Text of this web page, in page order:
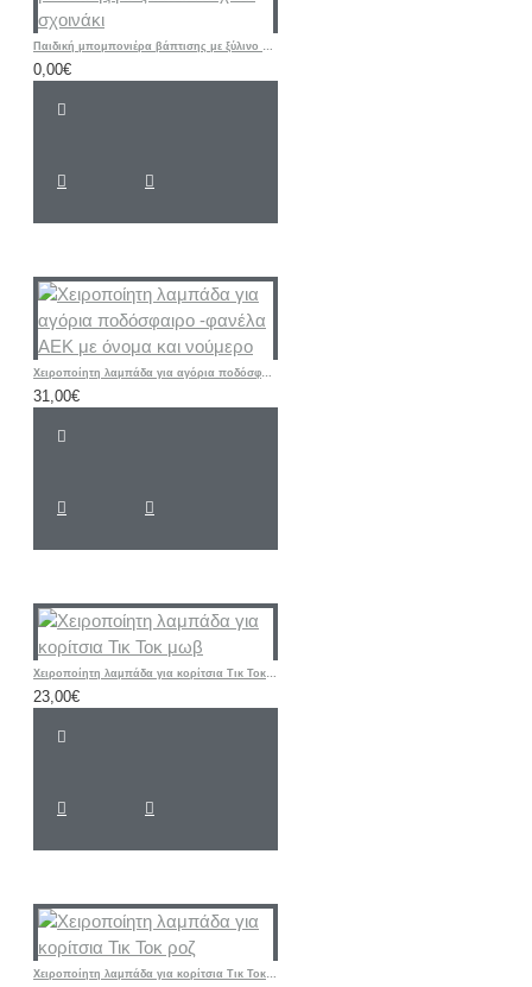
Παιδική μπομπονιέρα βάπτισης με ξύλινο παιχνίδι σχοινάκι
0,00€
Χειροποίητη λαμπάδα για αγόρια ποδόσφαιρο -φανέλα ΑΕΚ με όνομα και νούμερο
31,00€
Χειροποίητη λαμπάδα για κορίτσια Τικ Τοκ μωβ
23,00€
Χειροποίητη λαμπάδα για κορίτσια Τικ Τοκ ροζ